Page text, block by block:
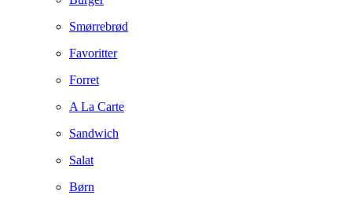
Smørrebrød
Favoritter
Forret
A La Carte
Sandwich
Salat
Børn